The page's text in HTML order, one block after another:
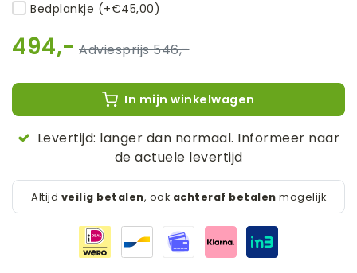
Bedplankje (+€45,00)
494,- 546,-
In mijn winkelwagen
Levertijd: langer dan normaal. Informeer naar
de actuele levertijd
Altijd veilig betalen, ook achteraf betalen mogelijk